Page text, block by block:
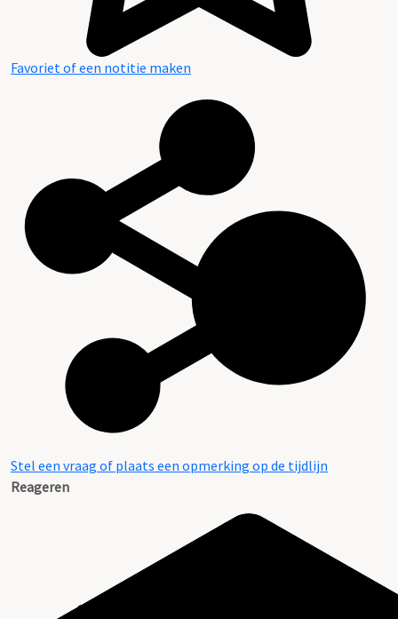
Favoriet of een notitie maken
Stel een vraag of plaats een opmerking op de tijdlijn
Reageren